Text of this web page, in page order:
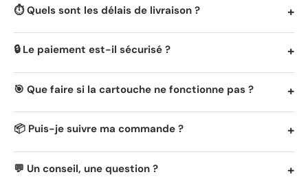
⏱️ Quels sont les délais de livraison ?
🔒 Le paiement est-il sécurisé ?
🎯 Que faire si la cartouche ne fonctionne pas ?
📦 Puis-je suivre ma commande ?
💬 Un conseil, une question ?